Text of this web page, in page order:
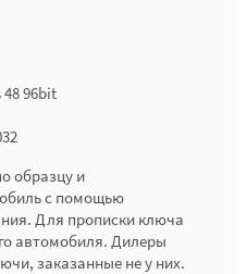
96bit
образцу и
с помощью
Для прописки ключа
автомобиля. Дилеры
заказанные не у них.